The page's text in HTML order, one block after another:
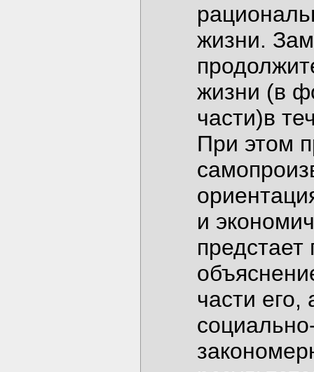
жизни.
жизни (в
части)в
При этом
и
части его,